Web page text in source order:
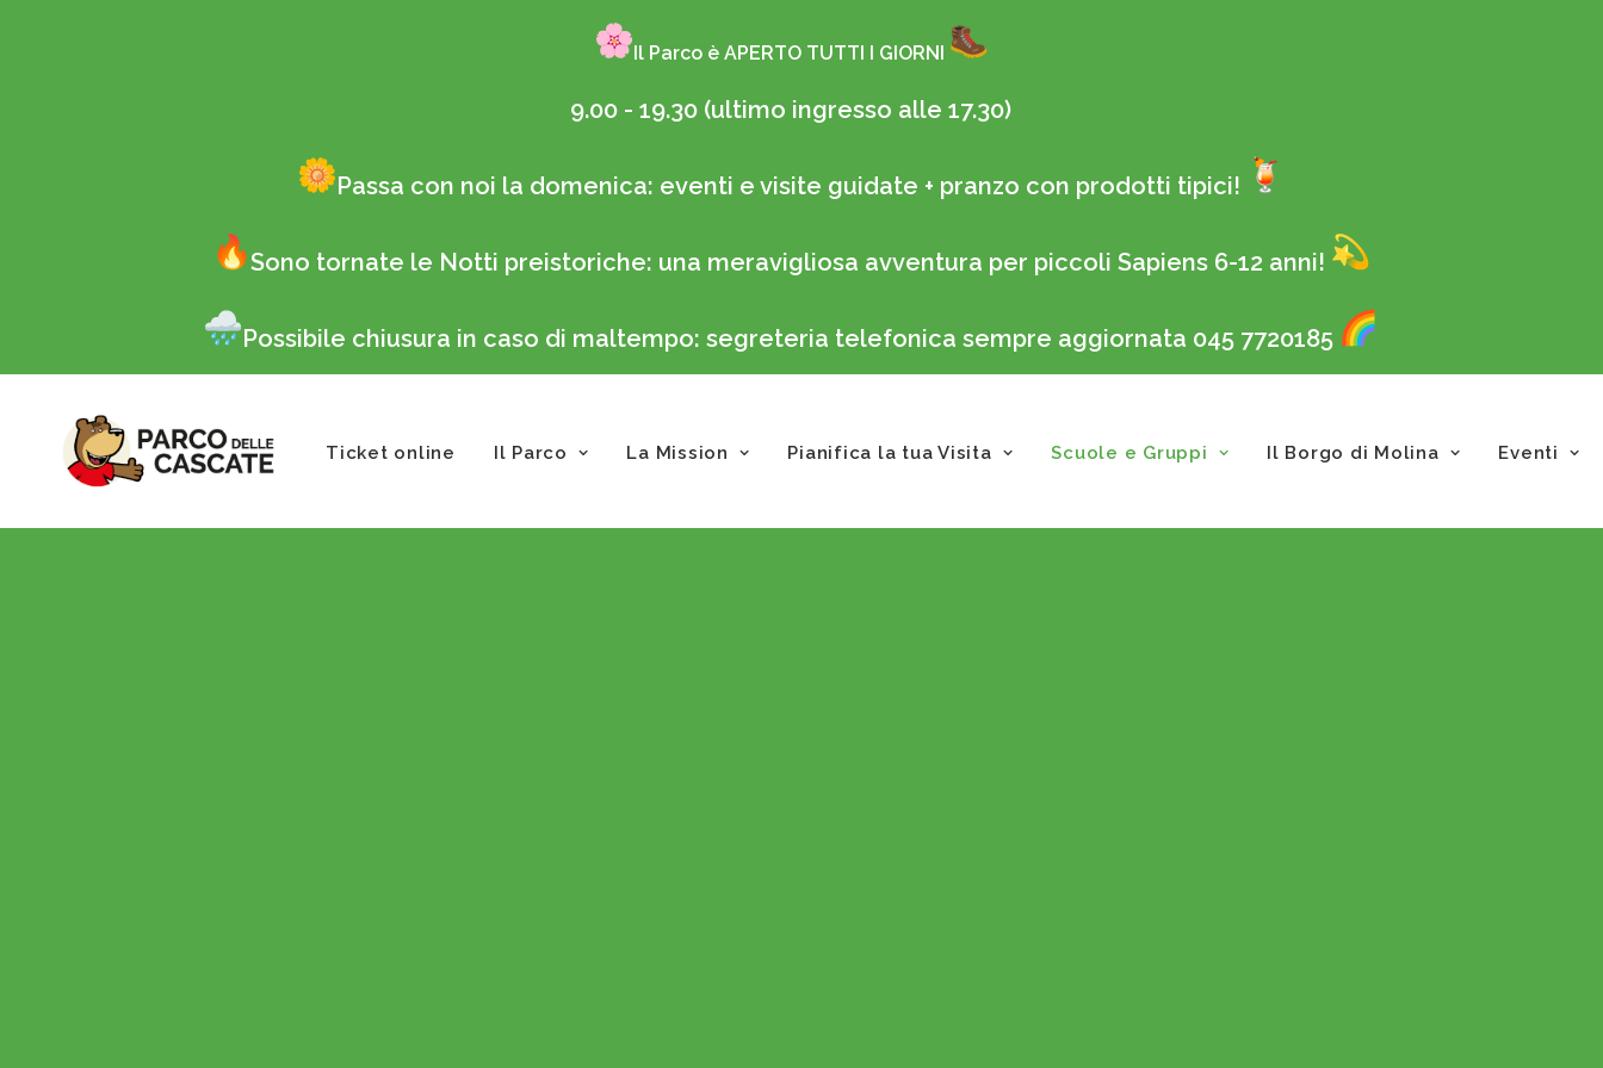
Il Parco è APERTO TUTTI I GIORNI
9.00 - 19.30 (ultimo ingresso alle 17.30)
Passa con noi la domenica: eventi e visite guidate + pranzo con prodotti tipici!
Sono tornate le Notti preistoriche: una meravigliosa avventura per piccoli Sapiens 6-12 anni!
Possibile chiusura in caso di maltempo: segreteria telefonica sempre aggiornata 045 7720185
Ticket online Il Parco La Mission Pianifica la tua Visita Scuole e Gruppi Il Borgo di Molina Eventi